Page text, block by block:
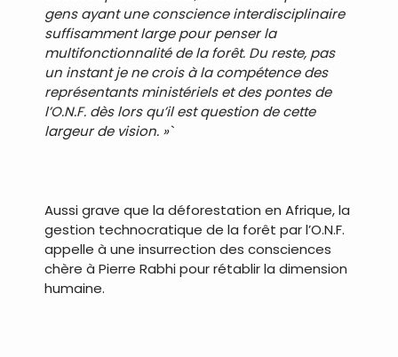
gens ayant une conscience interdisciplinaire
suffisamment large pour penser la
multifonctionnalité de la forêt. Du reste, pas
un instant je ne crois à la compétence des
représentants ministériels et des pontes de
l’O.N.F. dès lors qu’il est question de cette
largeur de vision. »`
Aussi grave que la déforestation en Afrique, la
gestion technocratique de la forêt par l’O.N.F.
appelle à une insurrection des consciences
chère à Pierre Rabhi pour rétablir la dimension
humaine.